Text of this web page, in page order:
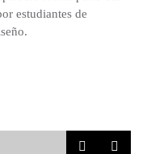
estudiantes de